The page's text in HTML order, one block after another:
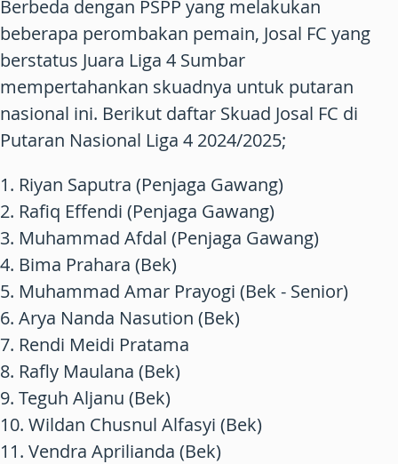
Berbeda dengan PSPP yang melakukan
beberapa perombakan pemain, Josal FC yang
berstatus Juara Liga 4 Sumbar
mempertahankan skuadnya untuk putaran
nasional ini. Berikut daftar Skuad Josal FC di
Putaran Nasional Liga 4 2024/2025;
1. Riyan Saputra (Penjaga Gawang)
2. Rafiq Effendi (Penjaga Gawang)
3. Muhammad Afdal (Penjaga Gawang)
4. Bima Prahara (Bek)
5. Muhammad Amar Prayogi (Bek - Senior)
6. Arya Nanda Nasution (Bek)
7. Rendi Meidi Pratama
8. Rafly Maulana (Bek)
9. Teguh Aljanu (Bek)
10. Wildan Chusnul Alfasyi (Bek)
11. Vendra Aprilianda (Bek)